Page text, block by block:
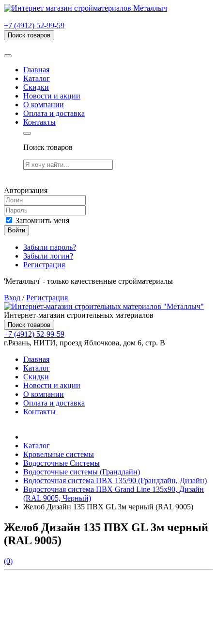
+7 (4912) 52-99-59
Поиск товаров
Главная
Каталог
Скидки
Новости и акции
О компании
Оплата и доставка
Контакты
Поиск товаров
Авторизация
Запомнить меня
Войти
Забыли пароль?
Забыли логин?
Регистрация
'Металлыч' - только качественные стройматериалы
Вход /Регистрация
Интернет-магазин строительных материалов
Поиск товаров
+7 (4912) 52-99-59
г.Рязань, НИТИ, проезд Яблочкова, дом 6, стр. В
Главная
Каталог
Скидки
Новости и акции
О компании
Оплата и доставка
Контакты
Каталог
Кровельные системы
Водосточные Системы
Водосточные системы (Грандлайн)
Водосточная система ПВХ 135/90 (Грандлайн, Дизайн)
Водосточная система ПВХ Grand Line 135х90, Дизайн
(RAL 9005, Черный)
Желоб Дизайн 135 ПВХ GL 3м черный (RAL 9005)
Желоб Дизайн 135 ПВХ GL 3м черный
(RAL 9005)
(0)